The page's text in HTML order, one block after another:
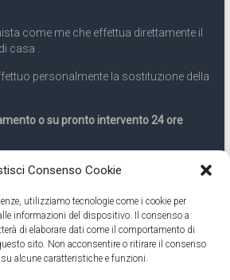
Consenso Cookie
utilizziamo tecnologie come i cookie per
informazioni del dispositivo. Il consenso a
di elaborare dati come il comportamento di
sito. Non acconsentire o ritirare il consenso
alcune caratteristiche e funzioni.
come me che effettua direttamente il
casa .
personalmente la sostituzione della
o su pronto intervento 24 ore
ore
di apertura porte pronto intervento 24